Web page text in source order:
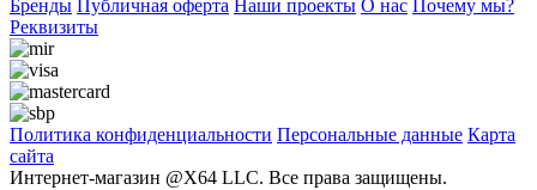
Бренды Публичная оферта Наши проекты О нас Почему мы?
Реквизиты
Политика конфиденциальности Персональные дaнные Карта
сайта
Интернет-магазин @X64 LLC. Все права защищены.